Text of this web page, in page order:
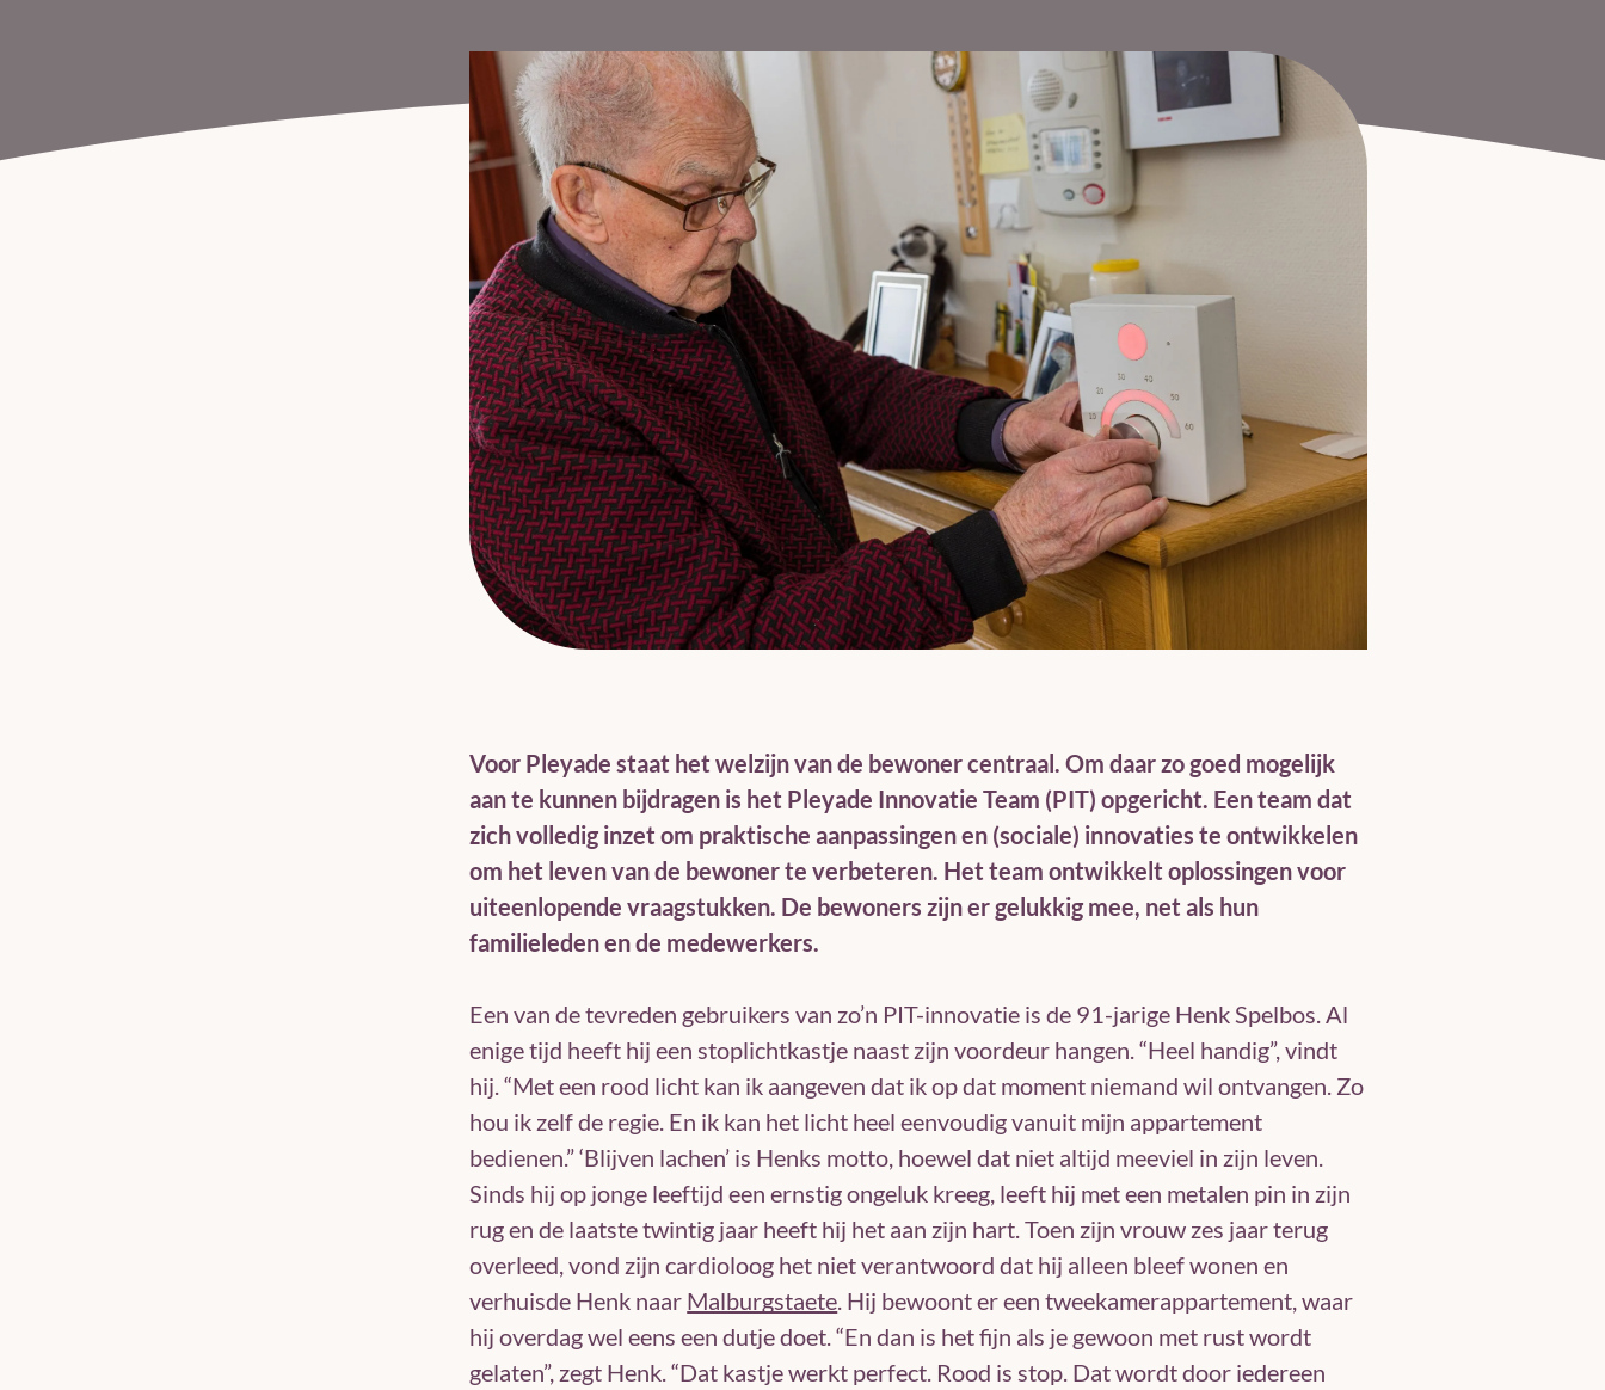
Voor Pleyade staat het welzijn van de bewoner centraal. Om daar zo goed mogelijk
aan te kunnen bijdragen is het Pleyade Innovatie Team (PIT) opgericht. Een team dat
zich volledig inzet om praktische aanpassingen en (sociale) innovaties te ontwikkelen
om het leven van de bewoner te verbeteren. Het team ontwikkelt oplossingen voor
uiteenlopende vraagstukken. De bewoners zijn er gelukkig mee, net als hun
familieleden en de medewerkers.
Een van de tevreden gebruikers van zo’n PIT-innovatie is de 91-jarige Henk Spelbos. Al
enige tijd heeft hij een stoplichtkastje naast zijn voordeur hangen. “Heel handig”, vindt
hij. “Met een rood licht kan ik aangeven dat ik op dat moment niemand wil ontvangen. Zo
hou ik zelf de regie. En ik kan het licht heel eenvoudig vanuit mijn appartement
bedienen.” ‘Blijven lachen’ is Henks motto, hoewel dat niet altijd meeviel in zijn leven.
Sinds hij op jonge leeftijd een ernstig ongeluk kreeg, leeft hij met een metalen pin in zijn
rug en de laatste twintig jaar heeft hij het aan zijn hart. Toen zijn vrouw zes jaar terug
overleed, vond zijn cardioloog het niet verantwoord dat hij alleen bleef wonen en
verhuisde Henk naar Malburgstaete. Hij bewoont er een tweekamerappartement, waar
hij overdag wel eens een dutje doet. “En dan is het fijn als je gewoon met rust wordt
gelaten”, zegt Henk. “Dat kastje werkt perfect. Rood is stop. Dat wordt door iedereen